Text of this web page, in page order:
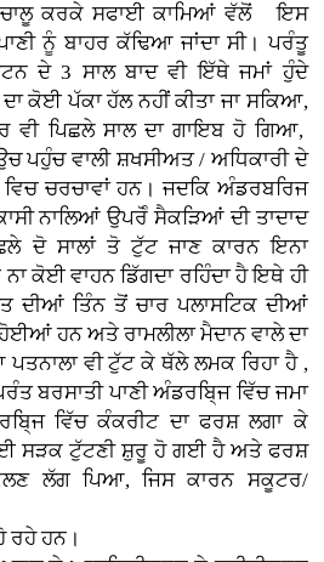
ਚਾਲੂ ਕਰਕੇ ਸਫਾਈ ਕਾਮਿਆਂ ਵੱਲੋਂ ਇਸ
ਨੂੰ ਬਾਹਰ ਕੱਢਿਆ ਜਾਂਦਾ ਸੀ। ਪਰੰਤੂ
ਦੇ 3 ਸਾਲ ਬਾਦ ਵੀ ਇੱਥੇ ਜਮਾਂ ਹੁੰਦੇ
ਦਾ ਕੋਈ ਪੱਕਾ ਹੱਲ ਨਹੀਂ ਕੀਤਾ ਜਾ ਸਕਿਆ,
ਪਿਛਲੇ ਸਾਲ ਦਾ ਗਾਇਬ ਹੋ ਗਿਆ,
ਪਹੁੰਚ ਵਾਲੀ ਸ਼ਖਸੀਅਤ / ਅਧਿਕਾਰੀ ਦੇ
ਚਰਚਾਵਾਂ ਹਨ। ਜਦਕਿ ਅੰਡਰਬਰਿਜ
ਨਾਲਿਆਂ ਉਪਰੋੰ ਸੈਕੜਿਆਂ ਦੀ ਤਾਦਾਦ
ਦੋ ਸਾਲਾਂ ਤੋ ਟੁੱਟ ਜਾਣ ਕਾਰਨ ਇਨਾ
ਕੋਈ ਵਾਹਨ ਡਿੱਗਦਾ ਰਹਿੰਦਾ ਹੈ ਇਥੇ ਹੀ
ਦੀਆਂ ਤਿੰਨ ਤੋਂ ਚਾਰ ਪਲਾਸਟਿਕ ਦੀਆਂ
ਹਨ ਅਤੇ ਰਾਮਲੀਲਾ ਮੈਦਾਨ ਵਾਲੇ ਦਾ
ਵੀ ਟੁੱਟ ਕੇ ਥੱਲੇ ਲਮਕ ਰਿਹਾ ਹੈ ,
ਬਰਸਾਤੀ ਪਾਣੀ ਅੰਡਰਬਿ੍ਜ ਵਿੱਚ ਜਮਾ
ਵਿੱਚ ਕੰਕਰੀਟ ਦਾ ਫਰਸ਼ ਲਗਾ ਕੇ
ਸੜਕ ਟੁੱਟਣੀ ਸ਼ੁਰੂ ਹੋ ਗਈ ਹੈ ਅਤੇ ਫਰਸ਼
ਲੱਗ ਪਿਆ, ਜਿਸ ਕਾਰਨ ਸਕੂਟਰ/
ਰਹੇ ਹਨ।